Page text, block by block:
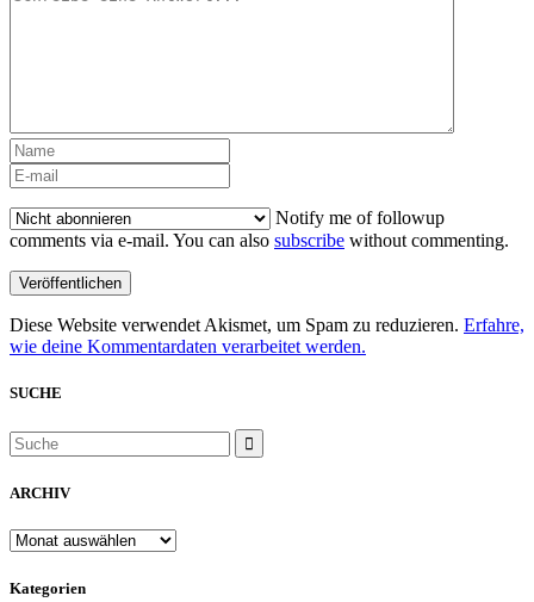
Notify me of followup
comments via e-mail. You can also subscribe without commenting.
Diese Website verwendet Akismet, um Spam zu reduzieren. Erfahre,
wie deine Kommentardaten verarbeitet werden.
SUCHE
ARCHIV
ARCHIV
Kategorien